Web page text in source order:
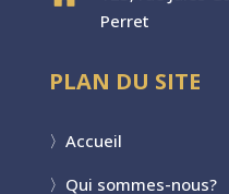
Perret
PLAN DU SITE
〉 Accueil
〉 Qui sommes-nous?